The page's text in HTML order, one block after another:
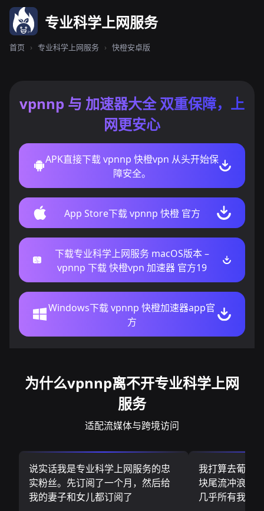
专业科学上网服务
首页 › 专业科学上网服务 › 快橙安卓版
vpnnp 与 加速器大全 双重保障，上
网更安心
APK直接下载 vpnnp 快橙vpn 从头开始保
障安全。
App Store下载 vpnnp 快橙 官方
下载专业科学上网服务 macOS版本 –
vpnnp 下载 快橙vpn 加速器 官方19
Windows下载 vpnnp 快橙加速器app官
方
为什么vpnnp离不开专业科学上网
服务
适配流媒体与跨境访问
说实话我是专业科学上网服务的忠
实粉丝。先订阅了一个月，然后给
我的妻子和女儿都订阅了
我打算去葡萄
块尾流冲浪板
几乎所有我需